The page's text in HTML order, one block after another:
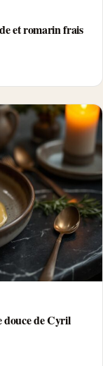
et romarin frais
douce de Cyril